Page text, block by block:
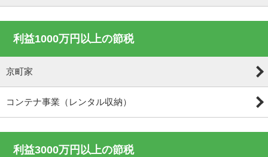
利益1000万円以上の節税
京町家
コンテナ事業（レンタル収納）
利益3000万円以上の節税